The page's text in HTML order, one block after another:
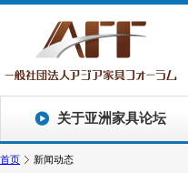
关于亚洲家具论坛
首页 新闻动态